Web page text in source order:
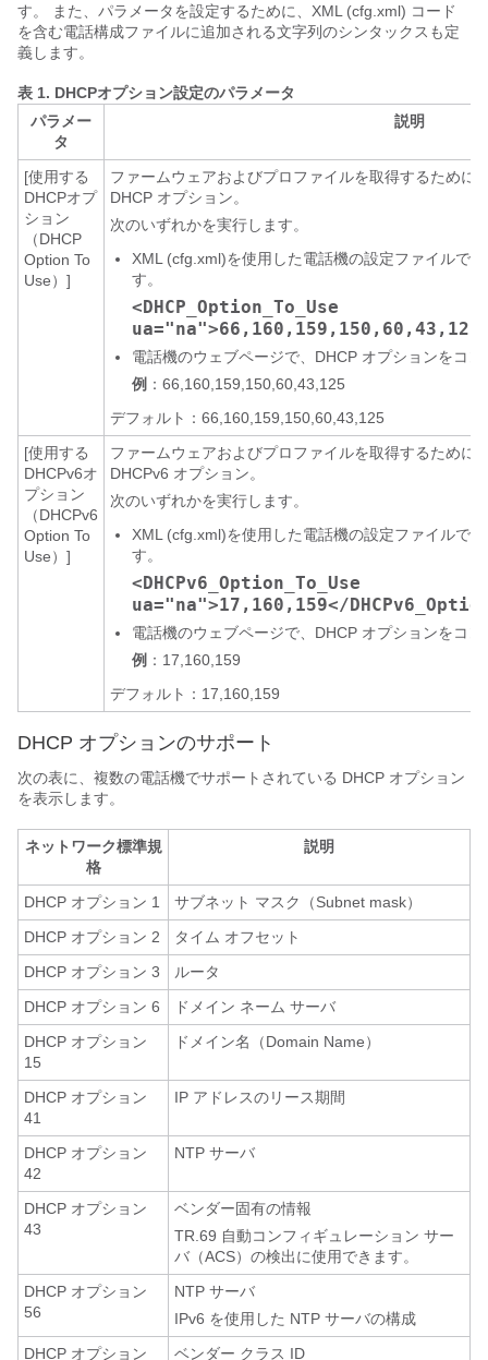
す。 また、パラメータを設定するために、XML (cfg.xml) コード
を含む電話構成ファイルに追加される文字列のシンタックスも定
義します。
表 1. DHCPオプション設定のパラメータ
パラメー
タ
説明
[使用する
DHCPオプ
ション
（DHCP
Option To
Use）]
ファームウェアおよびプロファイルを取得するために
DHCP オプション。
次のいずれかを実行します。
XML (cfg.xml)を使用した電話機の設定ファイルで
す。
<DHCP_Option_To_Use
電話機のウェブページで、DHCP オプションをコ
例 ：66,160,159,150,60,43,125
デフォルト：66,160,159,150,60,43,125
[使用する
DHCPv6オ
プション
（DHCPv6
Option To
Use）]
ファームウェアおよびプロファイルを取得するために
DHCPv6 オプション。
次のいずれかを実行します。
XML (cfg.xml)を使用した電話機の設定ファイルで
す。
<DHCPv6_Option_To_Use
ua="na">17,160,159</
電話機のウェブページで、DHCP オプションをコ
例 ：17,160,159
デフォルト：17,160,159
DHCP オプションのサポート
次の表に、複数の電話機でサポートされている DHCP オプション
を表示します。
ネットワーク標準規
格
説明
DHCP オプション 1
サブネット マスク（Subnet mask）
DHCP オプション 2
タイム オフセット
DHCP オプション 3
ルータ
DHCP オプション 6
ドメイン ネーム サーバ
DHCP オプション
15
ドメイン名（Domain Name）
DHCP オプション
41
IP アドレスのリース期間
DHCP オプション
42
NTP サーバ
DHCP オプション
43
ベンダー固有の情報
TR.69 自動コンフィギュレーション サー
バ（ACS）の検出に使用できます。
DHCP オプション
56
NTP サーバ
IPv6 を使用した NTP サーバの構成
DHCP オプション
ベンダー クラス ID